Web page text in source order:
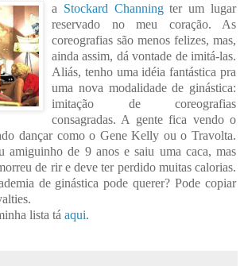
a Stockard Channingter um lugar
reservado no meu coração. As
coreografias são menos felizes, mas,
ainda assim, dá vontade de imitá-las.
Aliás, tenho uma idéia fantástica pra
uma nova modalidade de ginástica:
imitação de coreografias
consagradas. A gente fica vendo o
dançar como o Gene Kelly ou o Travolta.
amiguinho de 9anos e saiu uma caca, mas
de rir e deve ter perdido muitas calorias.
de ginástica pode querer? Pode copiar
lista tá aqui.